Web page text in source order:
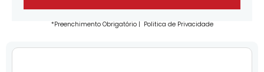
*Preenchimento Obrigatório | Politica de Privacidade